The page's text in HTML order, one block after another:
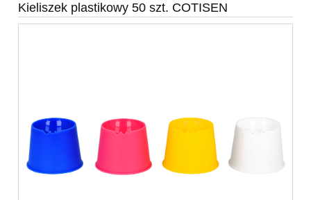
Kieliszek plastikowy 50 szt. COTISEN